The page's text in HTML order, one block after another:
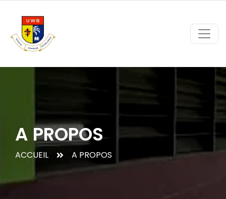
A PROPOS
ACCUEIL A PROPOS